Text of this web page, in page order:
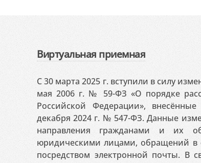
Виртуальная приемная
С 30 марта 2025 г. вступили в силу
мая 2006 г. № 59-ФЗ «О порядке
Российской Федерации»,
декабря 2024 г. № 547-ФЗ. Данные
направления гражданами и их
юридическими лицами, обращений в
посредством электронной почты. В